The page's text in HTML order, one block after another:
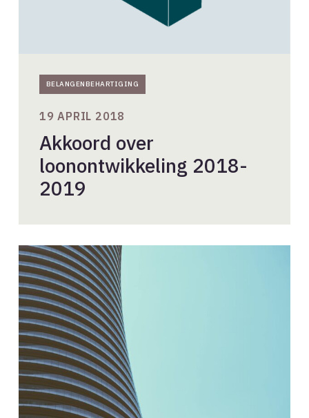
BELANGENBEHARTIGING
Akkoord over
loonontwikkeling 2018-
2019
19 APRIL 2018
Kabinet
komt
met
Nationale
Woon-
en
Bouwagenda